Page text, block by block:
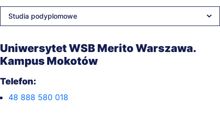
Studia podyplomowe
Uniwersytet WSB Merito Warszawa.
Kampus Mokotów
Telefon:
48 888 580 018